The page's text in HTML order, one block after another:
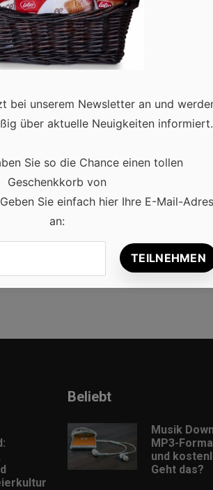
Kommentar speichern.
Beliebt
Musik
MP3-
und
Geht das?
bei unserem Newsletter an und
über aktuelle Neuigkeiten informiert.
Sie so die Chance einen tollen
Geschenkkorb von
Sie einfach hier Ihre E-Mail-
an: